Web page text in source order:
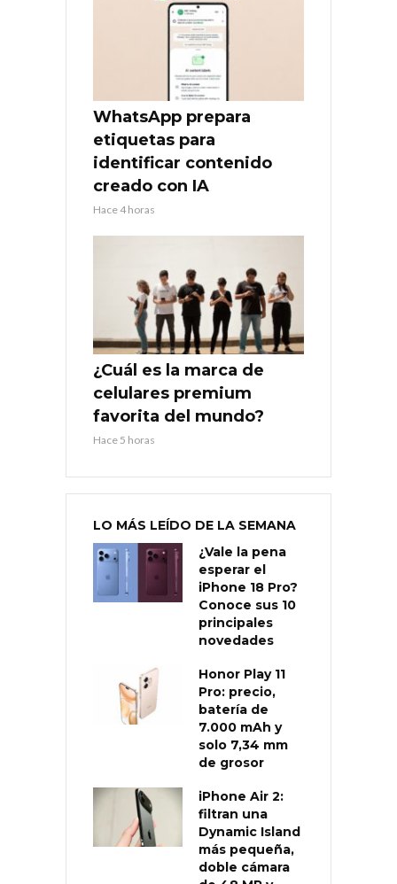
WhatsApp prepara
etiquetas para
identificar contenido
creado con IA
Hace 4 horas
¿Cuál es la marca de
celulares premium
favorita del mundo?
Hace 5 horas
LO MÁS LEÍDO DE LA SEMANA
¿Vale la pena
esperar el
iPhone 18 Pro?
Conoce sus 10
principales
novedades
Honor Play 11
Pro: precio,
batería de
7.000 mAh y
solo 7,34 mm
de grosor
iPhone Air 2:
filtran una
Dynamic Island
más pequeña,
doble cámara